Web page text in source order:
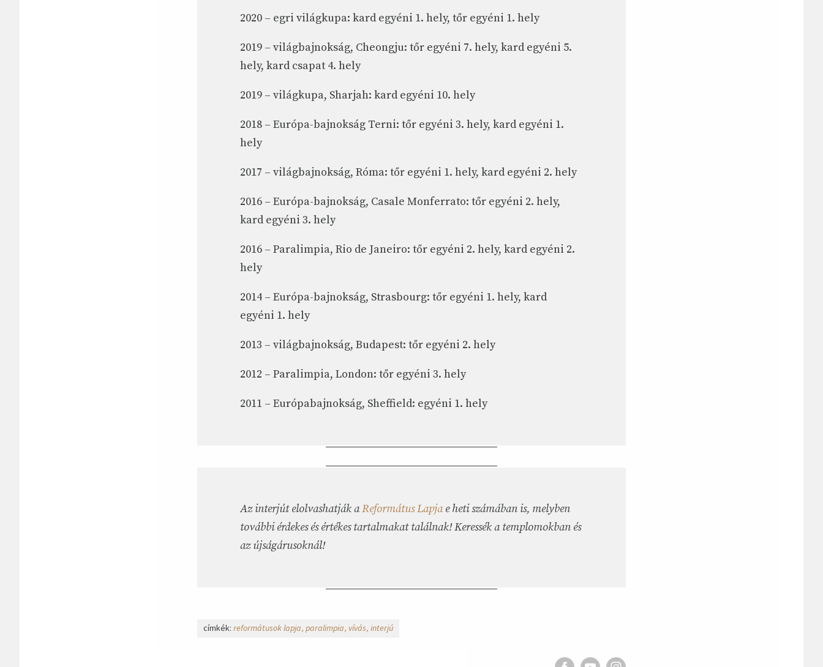
2020 – egri világkupa: kard egyéni 1. hely, tőr egyéni 1. hely
2019 – világbajnokság, Cheongju: tőr egyéni 7. hely, kard egyéni 5.
hely, kard csapat 4. hely
2019 – világkupa, Sharjah: kard egyéni 10. hely
2018 – Európa-bajnokság Terni: tőr egyéni 3. hely, kard egyéni 1.
hely
2017 – világbajnokság, Róma: tőr egyéni 1. hely, kard egyéni 2. hely
2016 – Európa-bajnokság, Casale Monferrato: tőr egyéni 2. hely,
kard egyéni 3. hely
2016 – Paralimpia, Rio de Janeiro: tőr egyéni 2. hely, kard egyéni 2.
hely
2014 – Európa-bajnokság, Strasbourg: tőr egyéni 1. hely, kard
egyéni 1. hely
2013 – világbajnokság, Budapest: tőr egyéni 2. hely
2012 – Paralimpia, London: tőr egyéni 3. hely
2011 – Európabajnokság, Sheffield: egyéni 1. hely
Az interjút elolvashatják aReformátus Lapja e heti számában is, melyben
további érdekes és értékes tartalmakat találnak! Keressék a templomokban és
az újságárusoknál!
címkék: reformátusok lapja paralimpia vívás interjú